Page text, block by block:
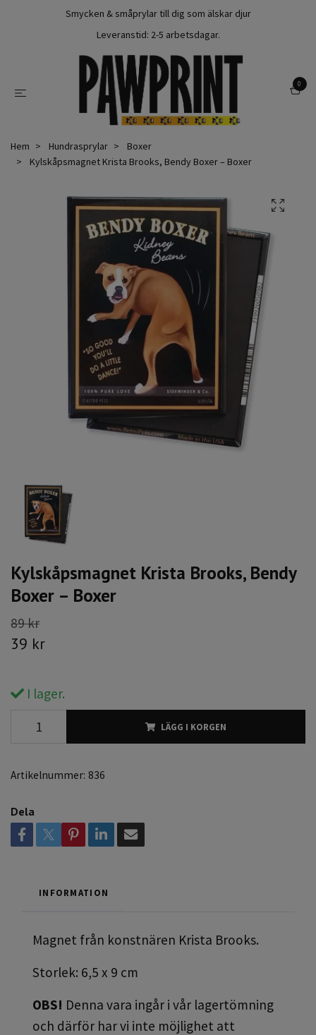
Smycken & småprylar till dig som älskar djur
Leveranstid: 2-5 arbetsdagar.
0
Hem Hundrasprylar
Boxer
Kylskåpsmagnet Krista Brooks, Bendy Boxer – Boxer
Kylskåpsmagnet Krista Brooks, Bendy
Boxer – Boxer
89 kr
39 kr
I lager.
LÄGG I KORGEN
Artikelnummer: 836
Dela
INFORMATION
Magnet från konstnären Krista Brooks.
Storlek: 6,5 x 9 cm
OBS! Denna vara ingår i vår lagertömning
och därför har vi inte möjlighet att